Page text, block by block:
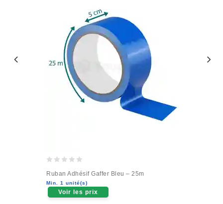
out
of
5
Ruban Adhésif Gaffer Bleu – 25m
Min. 1 unité(s)
Voir les prix